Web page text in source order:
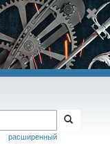
расширенный